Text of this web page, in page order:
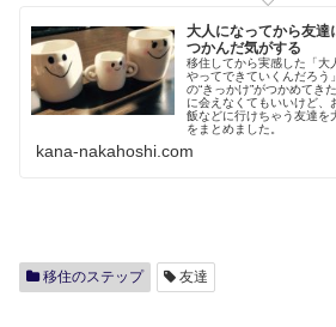
大人になってから友達
つかんだ気がする
移住してから実感した「大
やってできていくんだろう
の“きっかけ”がつかめてき
に会えなくてもいいけど、
飯などに行けちゃう友達を
をまとめました。
kana-nakahoshi.com
移住のステップ 友達